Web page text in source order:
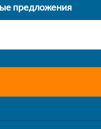
предложения